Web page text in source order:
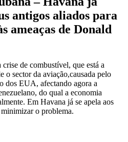
antigos aliados para
ameaças de Donald
de combustível, que está a
o sector da aviação,causada pelo
dos EUA, afectando agora a
do qual a economia
Em Havana já se apela aos
o problema.